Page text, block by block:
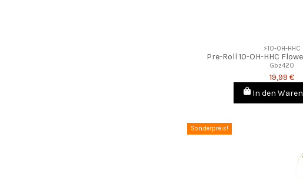
⚡10-OH-HHC
Pre-Roll 10-OH-HHC
Gbz420
19,99 €
In den
Sonderpreis!